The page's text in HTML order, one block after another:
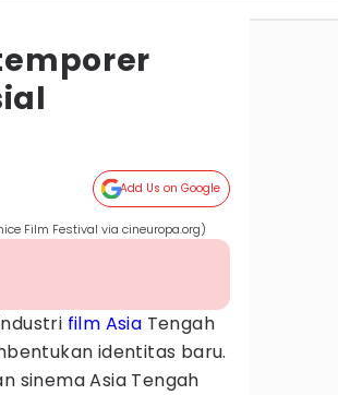
Add Us on Google
Film Festival via cineuropa.org)
film Asia Tengah
identitas baru.
sinema Asia Tengah